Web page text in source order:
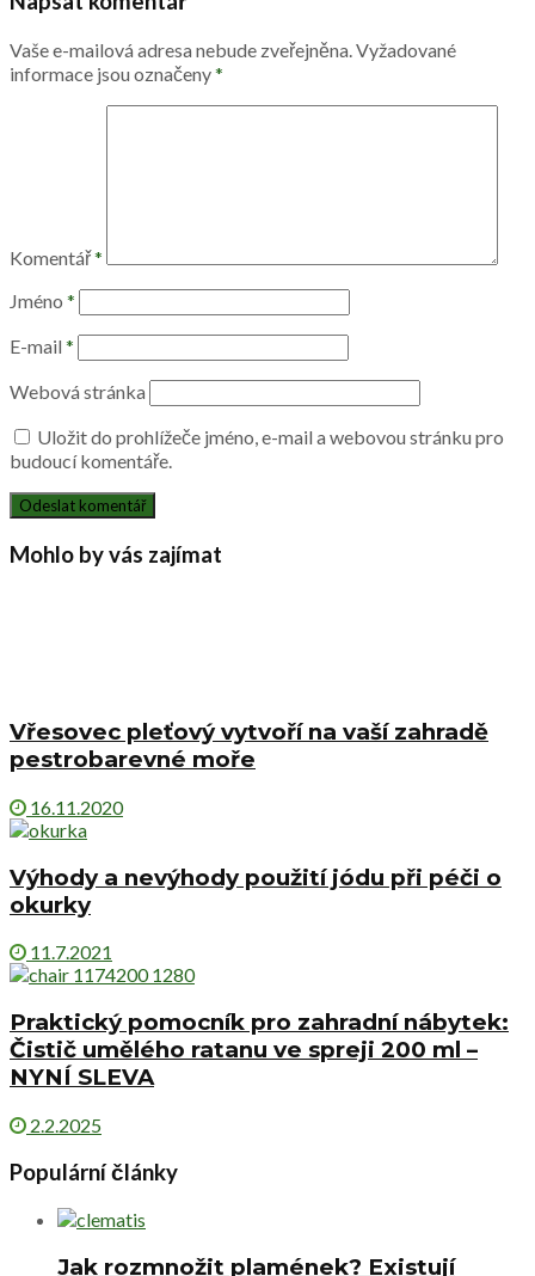
Vaše e-mailová adresa nebude zveřejněna.Vyžadované
informace jsou označeny*
Komentář*
Jméno *
E-mail *
Webová stránka
Uložit do prohlížeče jméno, e-mail a webovou stránku pro
budoucí komentáře.
Mohlo by vás zajímat
Vřesovec pleťový vytvoří na vaší zahradě
pestrobarevné moře
16.11.2020
Výhody a nevýhody použití jódu při péči o
okurky
11.7.2021
Praktický pomocník pro zahradní nábytek:
Čistič umělého ratanu ve spreji 200 ml –
NYNÍ SLEVA
2.2.2025
Populární články
Jak rozmnožit plamének? Existují